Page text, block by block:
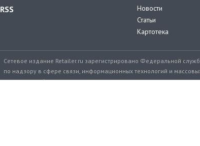
RSS
Новости
Статьи
Картотека
Сетевое издание Retailer.ru зарегистрировано Федеральной
по надзору в сфере связи, информационных технологий и
коммуникаций.